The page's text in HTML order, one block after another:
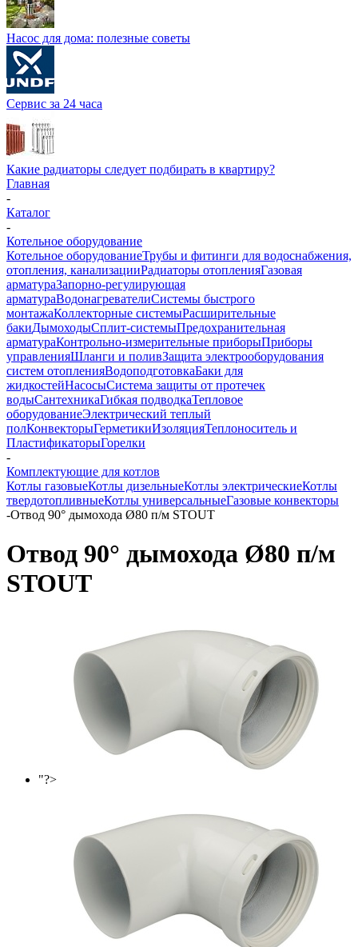
Насос для дома: полезные советы
Сервис за 24 часа
Какие радиаторы следует подбирать в квартиру?
Главная
-
Каталог
-
Котельное оборудование
Котельное оборудованиеТрубы и фитинги для водоснабжения,
отопления, канализацииРадиаторы отопленияГазовая
арматураЗапорно-регулирующая
арматураВодонагревателиСистемы быстрого
монтажаКоллекторные системыРасширительные
бакиДымоходыСплит-системыПредохранительная
арматураКонтрольно-измерительные приборыПриборы
управленияШланги и поливЗащита электрооборудования
систем отопленияВодоподготовкаБаки для
жидкостейНасосыСистема защиты от протечек
водыСантехникаГибкая подводкаТепловое
оборудованиеЭлектрический теплый
полКонвекторыГерметикиИзоляцияТеплоноситель и
ПластификаторыГорелки
-
Комплектующие для котлов
Котлы газовыеКотлы дизельныеКотлы электрическиеКотлы
твердотопливныеКотлы универсальныеГазовые конвекторы
-Отвод 90° дымохода Ø80 п/м STOUT
Отвод 90° дымохода Ø80 п/м
STOUT
"?>